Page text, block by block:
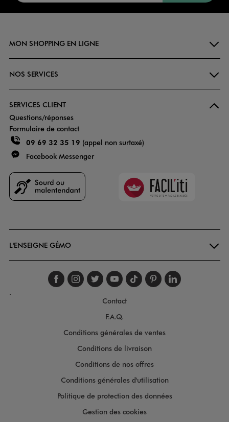
MON SHOPPING EN LIGNE
NOS SERVICES
SERVICES CLIENT
Questions/réponses
Formulaire de contact
09 69 32 35 19 (appel non surtaxé)
Facebook Messenger
Faciliti
L'ENSEIGNE GÉMO
Suivez-nous sur
Suivez-nous sur
Suivez-nous sur
Suivez-nous
Suivez-nous
Suivez-
.
Contact
F.A.Q.
Conditions générales de ventes
Conditions de livraison
Conditions de nos offres
Conditions générales d'utilisation
Politique de protection des données
Gestion des cookies